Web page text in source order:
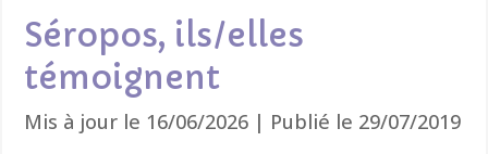
Séropos, ils/elles
témoignent
Mis à jour le 16/06/2026 | Publié le 29/07/2019